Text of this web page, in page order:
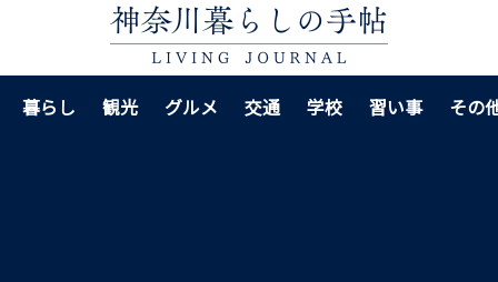
暮らし 観光 グルメ 交通 学校 習い事 その